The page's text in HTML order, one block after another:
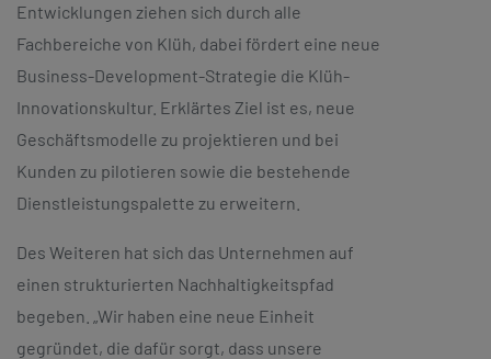
Entwicklungen ziehen sich durch alle
Fachbereiche von Klüh, dabei fördert eine neue
Business-Development-Strategie die Klüh-
Innovationskultur. Erklärtes Ziel ist es, neue
Geschäftsmodelle zu projektieren und bei
Kunden zu pilotieren sowie die bestehende
Dienstleistungspalette zu erweitern.
Des Weiteren hat sich das Unternehmen auf
einen strukturierten Nachhaltigkeitspfad
begeben. „Wir haben eine neue Einheit
gegründet, die dafür sorgt, dass unsere